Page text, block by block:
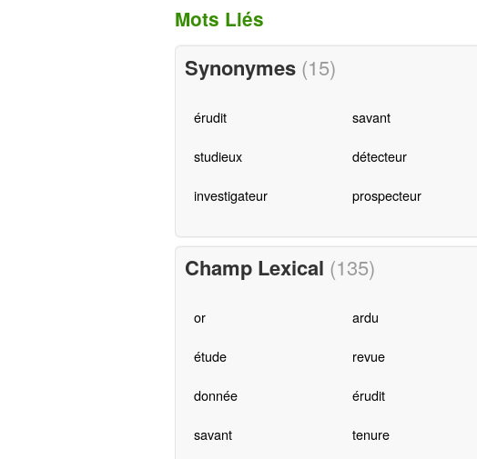
Mots Liés
Synonymes (15)
érudit savant
studieux détecteur
investigateur prospecteur
Champ Lexical (135)
or ardu
étude revue
donnée érudit
savant tenure